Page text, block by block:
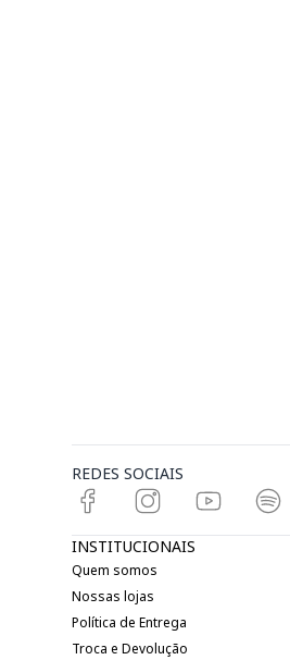
REDES SOCIAIS
INSTITUCIONAIS
Quem somos
Nossas lojas
Política de Entrega
Troca e Devolução